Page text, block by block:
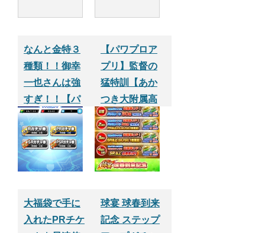
リ】
なんと金特３
種類！！御幸
一也さんは強
すぎ！！【パ
ワプロサクセ
スアプリ】
【パワプロア
プリ】監督の
猛特訓【あか
つき大附属高
校編】
大福袋で手に
入れたPRチケ
球宴 球春到来
記念 ステップ